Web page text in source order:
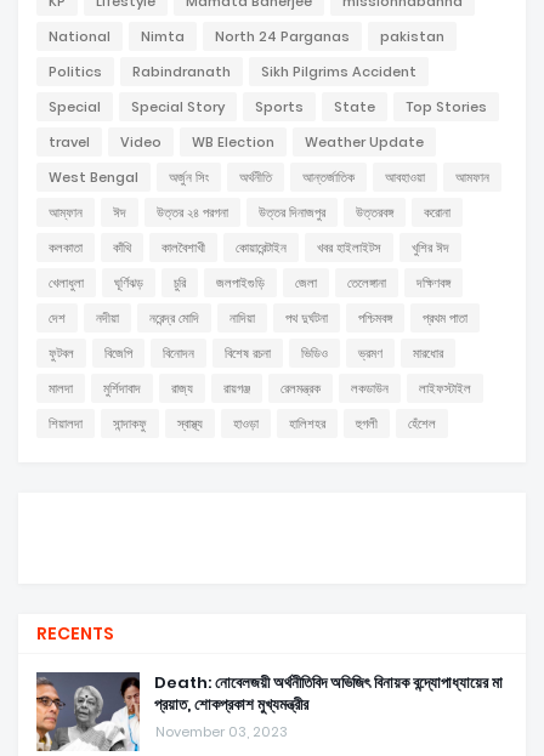
National
Nimta North 24 Parganas
pakistan
Politics
Rabindranath
Sikh Pilgrims Accident
Special
Special Story Sports State
Top Stories
travel
Video WB Election
Weather Update
West Bengal
অর্জুন সিং অর্থনীতি আন্তর্জাতিক আবহাওয়া
আমফান
আম্ফান
ঈদ উত্তর ২৪ পরগনা উত্তর দিনাজপুর উত্তরবঙ্গ
করোনা
কলকাতা
কাঁথি কালবৈশাখী কোয়ারেন্টাইন খবর হাইলাইটস
খুশির ঈদ
খেলাধুলা
ঘূর্ণিঝড় চুরি জলপাইগুড়ি জেলা তেলেঙ্গানা
দক্ষিণবঙ্গ
দেশ
নদীয়া নরেন্দ্র মোদি নাদিয়া পথ দুর্ঘটনা পশ্চিমবঙ্গ
প্রথম পাতা
ফুটবল
বিজেপি বিনোদন বিশেষ রচনা ভিডিও ভ্রমণ
মারধোর
মালদা
মুর্শিদাবাদ রাজ্য রায়গঞ্জ রেলমন্ত্রক লকডাউন
লাইফস্টাইল
শিয়ালদা
সান্দাকফু স্বাস্থ্য হাওড়া হালিশহর হুগলী হেঁশেল
RECENTS
Death: নোবেলজয়ী অর্থনীতিবিদ অভিজিৎ বিনায়ক বন্দ্যোপাধ্যায়ের মা
প্রয়াত, শোকপ্রকাশ মুখ্যমন্ত্রীর
November 03, 2023